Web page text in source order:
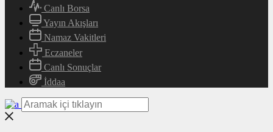
Canlı Borsa
Yayın Akışları
Namaz Vakitleri
Eczaneler
Canlı Sonuçlar
İddaa